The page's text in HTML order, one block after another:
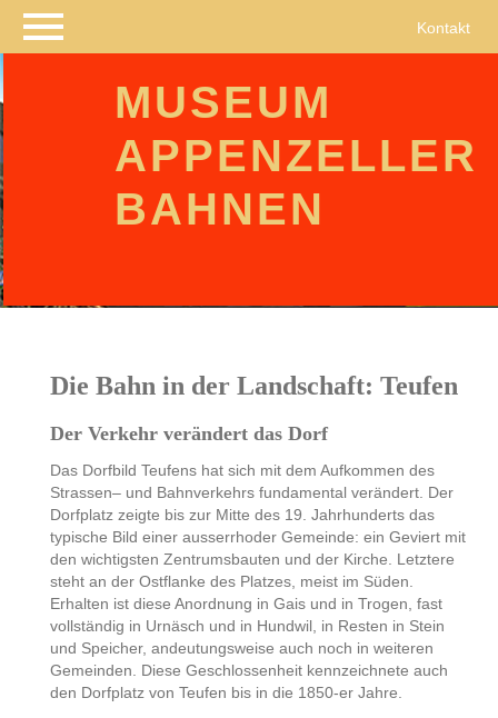
Navigation
überspringen
Kontakt
MUSEUM
APPENZELLER
BAHNEN
Die Bahn in der Landschaft: Teufen
Der Verkehr verändert das Dorf
Das Dorfbild Teufens hat sich mit dem Aufkommen des
Strassen– und Bahnverkehrs fundamental verändert. Der
Dorfplatz zeigte bis zur Mitte des 19. Jahrhunderts das
typische Bild einer ausserrhoder Gemeinde: ein Geviert mit
den wichtigsten Zentrumsbauten und der Kirche. Letztere
steht an der Ostflanke des Platzes, meist im Süden.
Erhalten ist diese Anordnung in Gais und in Trogen, fast
vollständig in Urnäsch und in Hundwil, in Resten in Stein
und Speicher, andeutungsweise auch noch in weiteren
Gemeinden. Diese Geschlossenheit kennzeichnete auch
den Dorfplatz von Teufen bis in die 1850-er Jahre.